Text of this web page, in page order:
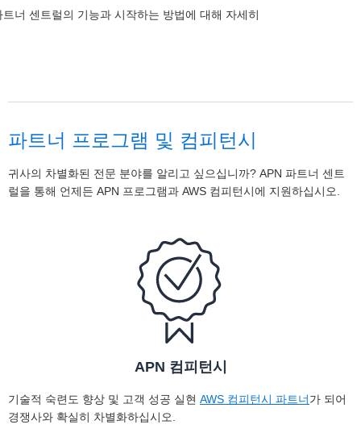
너 센트럴의 기능과 시작하는 방법에 대해 자세히
파트너 프로그램 및 컴피턴시
귀사의 차별화된 전문 분야를 알리고 싶으십니까? APN 파트너 센트
럴을 통해 언제든 APN 프로그램과 AWS 컴피턴시에 지원하십시오.
APN 컴피턴시
기술적 숙련도 향상 및 고객 성공 실현 AWS 컴피턴시 파트너가 되어
경쟁사와 확실히 차별화하십시오.